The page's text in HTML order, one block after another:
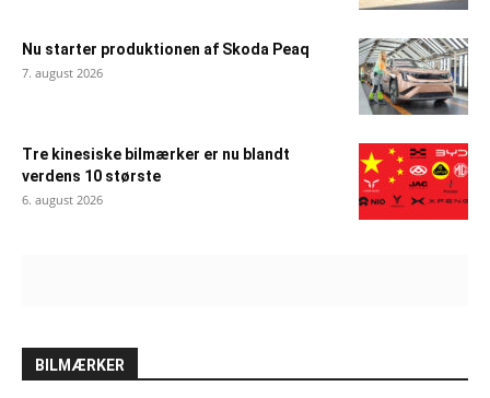
Nu starter produktionen af Skoda Peaq
7. august 2026
Tre kinesiske bilmærker er nu blandt
verdens 10 største
6. august 2026
BILMÆRKER